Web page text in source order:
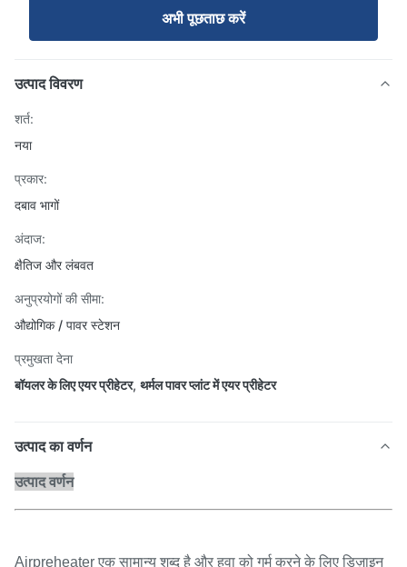
अभी पूछताछ करें
उत्पाद विवरण
शर्त:
नया
प्रकार:
दबाव भागों
अंदाज:
क्षैतिज और लंबवत
अनुप्रयोगों की सीमा:
औद्योगिक / पावर स्टेशन
प्रमुखता देना
बॉयलर के लिए एयर प्रीहेटर, थर्मल पावर प्लांट में एयर प्रीहेटर
उत्पाद का वर्णन
उत्पाद वर्णन
Airpreheater एक सामान्य शब्द है और हवा को गर्म करने के लिए डिज़ाइन